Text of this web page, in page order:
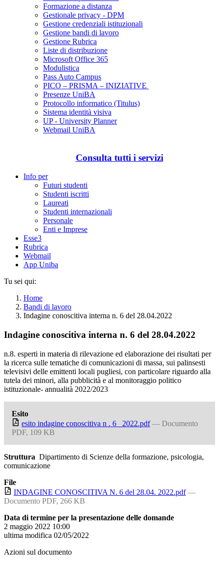
Formazione a distanza
Gestionale privacy - DPM
Gestione credenziali istituzionali
Gestione bandi di lavoro
Gestione Rubrica
Liste di distribuzione
Microsoft Office 365
Modulistica
Pass Auto Campus
PICO – PRISMA – INIZIATIVE
Presenze UniBA
Protocollo informatico (Titulus)
Sistema identità visiva
UP - University Planner
Webmail UniBA
Consulta tutti i servizi
Info per
Futuri studenti
Studenti iscritti
Laureati
Studenti internazionali
Personale
Enti e Imprese
Esse3
Rubrica
Webmail
App Uniba
Tu sei qui:
Home
Bandi di lavoro
Indagine conoscitiva interna n. 6 del 28.04.2022
Indagine conoscitiva interna n. 6 del 28.04.2022
n.8. esperti in materia di rilevazione ed elaborazione dei risultati per
la ricerca sulle tematiche di comunicazioni di massa, sui palinsesti
televisivi delle emittenti locali pugliesi, con particolare riguardo alla
tutela dei minori, alla pubblicità e al monitoraggio politico
istituzionale- annualità 2022/2023
Esito
esito indagine conoscitiva n . 6_ 2022.pdf — Documento
PDF, 109 KB
Struttura Dipartimento di Scienze della formazione, psicologia,
comunicazione
File
INDAGINE CONOSCITIVA N. 6 del 28.04. 2022.pdf —
Documento PDF, 266 KB
Data di termine per la presentazione delle domande
2 maggio 2022 10:00
ultima modifica 02/05/2022
Azioni sul documento